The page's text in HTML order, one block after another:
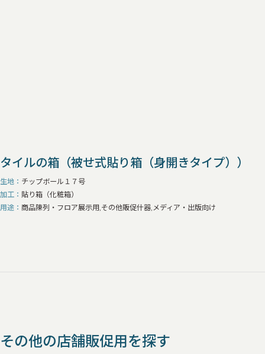
タイルの箱（被せ式貼り箱（身開きタイプ））
生地
チップボール１７号
加工
貼り箱（化粧箱）
用途
商品陳列・フロア展示用,その他販促什器,メディア・出版向け
その他の店舗販促用を探す